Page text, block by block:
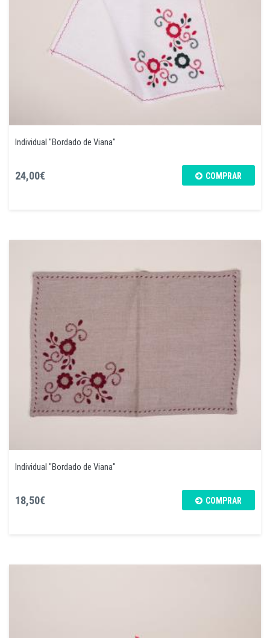
Individual "Bordado de Viana"
24,00€ COMPRAR
Individual "Bordado de Viana"
18,50€ COMPRAR